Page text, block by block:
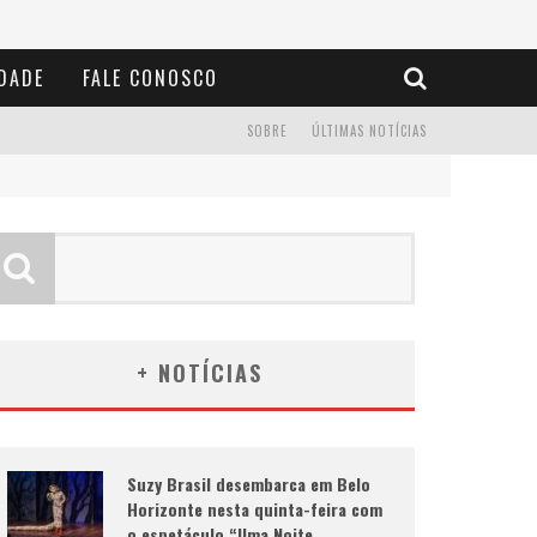
FALE CONOSCO
ÚLTIMAS NOTÍCIAS
SOBRE
+ NOTÍCIAS
Suzy Brasil desembarca em Belo
Horizonte nesta quinta-feira com